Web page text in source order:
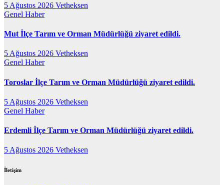
5 Ağustos 2026 Vetheksen
Genel Haber
Mut İlçe Tarım ve Orman Müdürlüğü ziyaret edildi.
5 Ağustos 2026 Vetheksen
Genel Haber
Toroslar İlçe Tarım ve Orman Müdürlüğü ziyaret edildi.
5 Ağustos 2026 Vetheksen
Genel Haber
Erdemli İlçe Tarım ve Orman Müdürlüğü ziyaret edildi.
5 Ağustos 2026 Vetheksen
İletişim